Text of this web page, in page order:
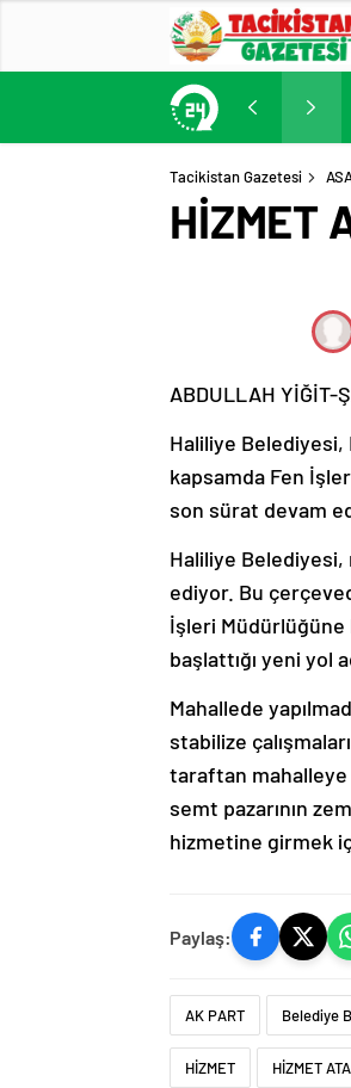
Participation in the 13th EU–Central Asia High-Level Political and Security Dialogue
Tacikistan Gazetesi
HİZMET
ABDULLAH YİĞİT-
Haliliye Belediyesi,
kapsamda Fen
son sürat devam
Haliliye Belediyesi,
ediyor. Bu
İşleri Müdürlüğüne
başlattığı yeni yol
Mahallede
stabilize
taraftan mahalleye
semt pazarının
hizmetine girmek
Paylaş:
AK PART Belediye
HİZMET HİZMET